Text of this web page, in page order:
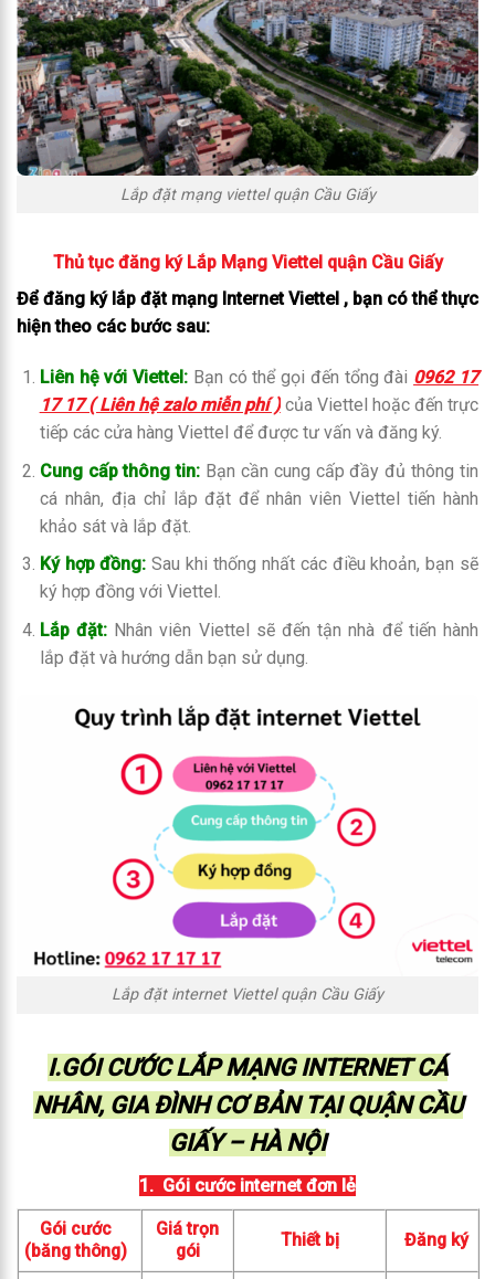
Lắp đặt mạng viettel quận Cầu Giấy
Thủ tục đăng ký Lắp Mạng Viettel quận Cầu Giấy
Để đăng ký lắp đặt mạng Internet Viettel , bạn có thể thực
hiện theo các bước sau:
Liên hệ với Viettel: Bạn có thể gọi đến tổng đài 0962 17
17 17 ( Liên hệ zalo miễn phí ) của Viettel hoặc đến trực
tiếp các cửa hàng Viettel để được tư vấn và đăng ký.
Cung cấp thông tin: Bạn cần cung cấp đầy đủ thông tin
cá nhân, địa chỉ lắp đặt để nhân viên Viettel tiến hành
khảo sát và lắp đặt.
Ký hợp đồng: Sau khi thống nhất các điều khoản, bạn sẽ
ký hợp đồng với Viettel.
Lắp đặt: Nhân viên Viettel sẽ đến tận nhà để tiến hành
lắp đặt và hướng dẫn bạn sử dụng.
Lắp đặt internet Viettel quận Cầu Giấy
I.GÓI CƯỚC LẮP MẠNG INTERNET CÁ
NHÂN, GIA ĐÌNH CƠ BẢN TẠI QUẬN CẦU
GIẤY – HÀ NỘI
1. Gói cước internet đơn lẻ
Gói cước
(băng thông)
Giá trọn
gói
Thiết bị Đăng ký